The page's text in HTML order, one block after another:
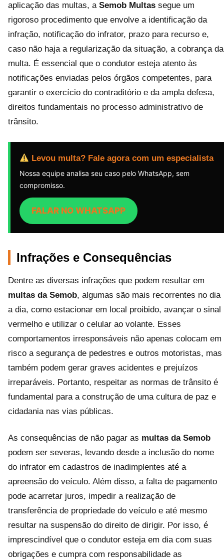
aplicação das multas, a Semob Multas segue um
rigoroso procedimento que envolve a identificação da
infração, notificação do infrator, prazo para recurso e,
caso não haja a regularização da situação, a cobrança da
multa. É essencial que o condutor esteja atento às
notificações enviadas pelos órgãos competentes, para
garantir o exercício do contraditório e da ampla defesa,
direitos fundamentais no processo administrativo de
trânsito.
Levou multa? Fale agora com um especialista
Nossa equipe analisa seu caso pelo WhatsApp, sem
compromisso.
FALAR NO WHATSAPP
Infrações e Consequências
Dentre as diversas infrações que podem resultar em
multas da Semob, algumas são mais recorrentes no dia
a dia, como estacionar em local proibido, avançar o sinal
vermelho e utilizar o celular ao volante. Esses
comportamentos irresponsáveis não apenas colocam em
risco a segurança de pedestres e outros motoristas, mas
também podem gerar graves acidentes e prejuízos
irreparáveis. Portanto, respeitar as normas de trânsito é
fundamental para a construção de uma cultura de paz e
cidadania nas vias públicas.
As consequências de não pagar as multas da Semob
podem ser severas, levando desde a inclusão do nome
do infrator em cadastros de inadimplentes até a
apreensão do veículo. Além disso, a falta de pagamento
pode acarretar juros, impedir a realização de
transferência de propriedade do veículo e até mesmo
resultar na suspensão do direito de dirigir. Por isso, é
imprescindível que o condutor esteja em dia com suas
obrigações e cumpra com responsabilidade as